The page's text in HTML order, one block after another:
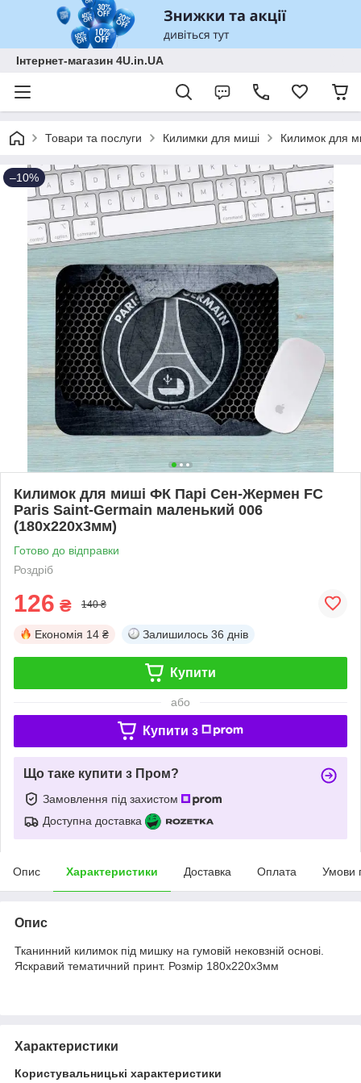
Інтернет-магазин 4U.in.UA
Товари та послуги Килимки для миші Килимок для
–10%
Килимок для миші ФК Парі Сен-Жермен FC
Paris Saint-Germain маленький 006
(180х220х3мм)
Готово до відправки
Роздріб
126 ₴ 140 ₴
Економія 14 ₴ Залишилось 36 днів
Купити
або
Купити з
Що таке купити з Пром?
Замовлення під захистом
Доступна доставка
Опис Характеристики Доставка Оплата Умови
Опис
Тканинний килимок під мишку на гумовій нековзній основі.
Яскравий тематичний принт. Розмір 180х220х3мм
Характеристики
Користувальницькі характеристики